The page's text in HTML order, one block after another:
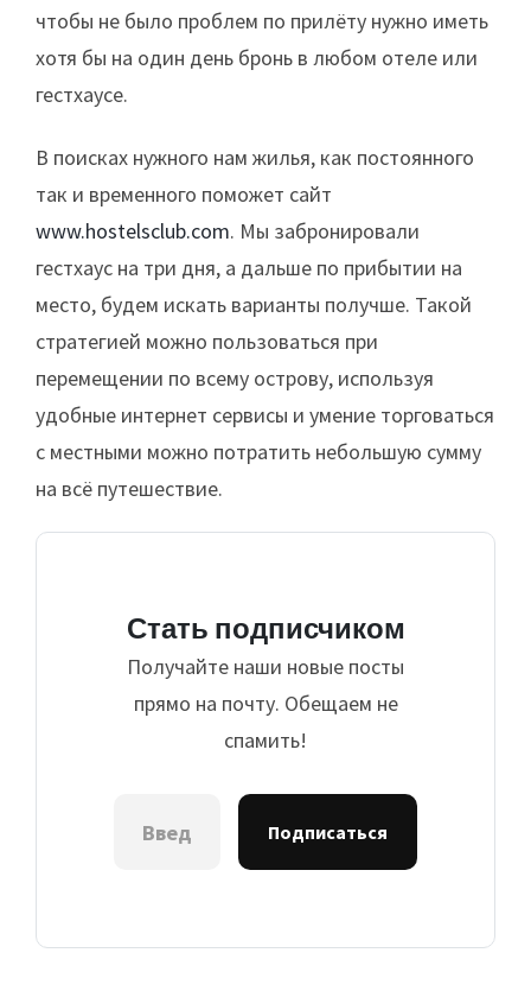
чтобы не было проблем по прилёту нужно иметь
хотя бы на один день бронь в любом отеле или
гестхаусе.
В поисках нужного нам жилья, как постоянного
так и временного поможет сайт
www.hostelsclub.com. Мы забронировали
гестхаус на три дня, а дальше по прибытии на
место, будем искать варианты получше. Такой
стратегией можно пользоваться при
перемещении по всему острову, используя
удобные интернет сервисы и умение торговаться
с местными можно потратить небольшую сумму
на всё путешествие.
Стать подписчиком
Получайте наши новые посты
прямо на почту. Обещаем не
спамить!
Подписаться